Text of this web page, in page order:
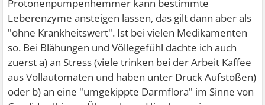
Protonenpumpenhemmer kann bestimmte
Leberenzyme ansteigen lassen, das gilt dann aber als
"ohne Krankheitswert". Ist bei vielen Medikamenten
so. Bei Blähungen und Völlegefühl dachte ich auch
zuerst a) an Stress (viele trinken bei der Arbeit Kaffee
aus Vollautomaten und haben unter Druck Aufstoßen)
oder b) an eine "umgekippte Darmflora" im Sinne von